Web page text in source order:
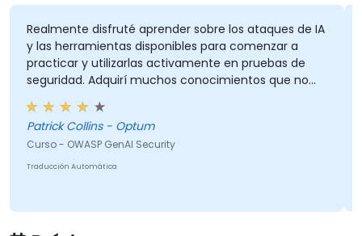
Realmente disfruté aprender sobre los ataques de IA
y las herramientas disponibles para comenzar a
practicar y utilizarlas activamente en pruebas de
seguridad. Adquirí muchos conocimientos que no
tenía al inicio, y el curso cumplió con lo que
esperaba. Mi parte favorita del entrenamiento fue el
navegador Comet, y quedé impresionado por lo que
podía hacer. Sin duda seguiré explorándolo más. En
general, fue un excelente curso y disfruté aprender
Patrick Collins - Optum
Curso - OWASP GenAI Security
Traducción Automática